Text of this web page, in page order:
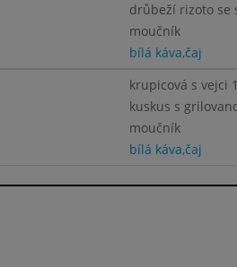
drůbeží rizoto se
moučník
bílá káva,čaj
krupicová s vejci
kuskus s
moučník
bílá káva,čaj